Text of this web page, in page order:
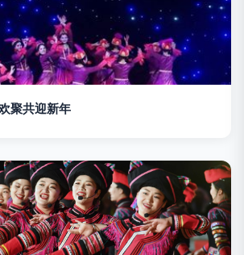
聚共迎新年